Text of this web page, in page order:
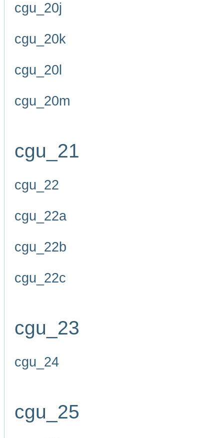
cgu_20j
cgu_20k
cgu_20l
cgu_20m
cgu_21
cgu_22
cgu_22a
cgu_22b
cgu_22c
cgu_23
cgu_24
cgu_25